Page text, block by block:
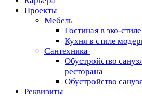
Проекты
Мебель
Гостиная в эко-стиле
Кухня в стиле
Сантехника
Обустройство
ресторана
Обустройство
Реквизиты